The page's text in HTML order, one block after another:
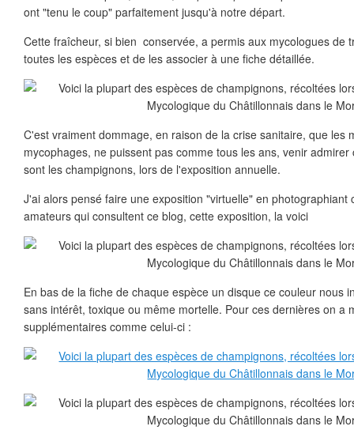
ont "tenu le coup" parfaitement jusqu'à notre départ.
Cette fraîcheur, si bien conservée, a permis aux mycologues de
toutes les espèces et de les associer à une fiche détaillée.
C'est vraiment dommage, en raison de la crise sanitaire, que les
mycophages, ne puissent pas comme tous les ans, venir
sont les champignons, lors de l'exposition annuelle.
J'ai alors pensé faire une exposition "virtuelle" en photographiant
amateurs qui consultent ce blog, cette exposition, la voici
En bas de la fiche de chaque espèce un disque ce couleur nous
sans intérêt, toxique ou même mortelle. Pour ces dernières on a
supplémentaires comme celui-ci :